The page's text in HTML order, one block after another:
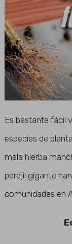
Es bastante fácil
especies de
mala hierba
perejil gigante
comunidades en